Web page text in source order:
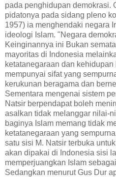
pada penghidupan demokrasi.
pidatonya pada sidang pleno
1957) ia menghendaki negara
ideologi Islam. "Negara
Keinginannya ini Bukan
mayoritas di Indonesia
ketatanegaraan dan kehidupan
mempunyai sifat yang
kerukunan beragama dan
Sementara mengenai sistem
Natsir berpendapat boleh
asalkan tidak melanggar nilai-
baginya Islam memang tidak
ketatanegaraan yang
satu sisi M. Natsir terbuka
akan dipakai di Indonesia sisi
memperjuangkan Islam
Sedangkan menurut Gus Dur